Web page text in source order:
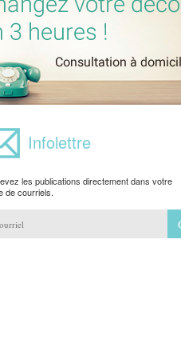
Infolettre
les publications directement dans votre
de courriels.